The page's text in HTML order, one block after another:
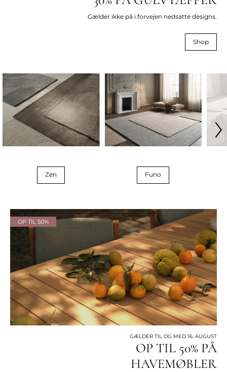
Gælder ikke på i forvejen nedsatte designs.
Shop
Zen Funo
OP TIL 50%
GÆLDER TIL OG MED 16. AUGUST
OP TIL 50% PÅ
HAVEMØBLER